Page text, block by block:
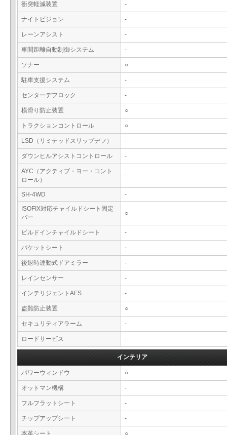
衝突軽減装置 -
ナイトビジョン -
レーンアシスト -
車間距離自動制御システム -
ソナー ○
駐車支援システム -
センターデフロック -
横滑り防止装置 ○
トラクションコントロール ○
LSD（リミテッドスリップデフ） -
ダウンヒルアシストコントロール -
AYC（アクティブ・ヨー・コント
ロール）
-
SH-4WD
-
ISOFIX対応チャイルドシート固定
バー
○
ビルドインチャイルドシート -
バケットシート -
後退時連動式ドアミラー -
レインセンサー -
インテリジェントAFS -
盗難防止装置 ○
セキュリティアラーム -
ロードサービス -
インテリア
パワーウィンドウ ○
オットマン機構 -
フルフラットシート -
チップアップシート -
本革シート ○